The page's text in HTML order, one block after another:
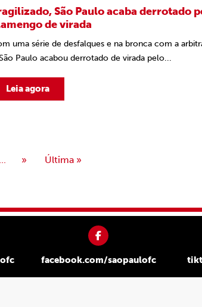
São Paulo acaba derrotado
de virada
uma série de desfalques e na bronca com a
Paulo acabou derrotado de virada pelo...
Leia agora
... » Última »
facebook.com/saopaulofc